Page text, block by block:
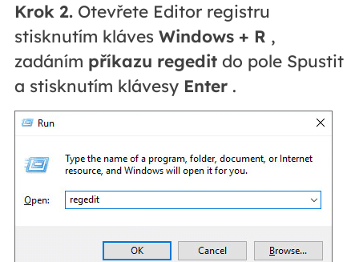
Krok 2.Otevřete Editor registru
stisknutím kláves Windows + R ,
zadáním příkazu regeditdo pole Spustit
a stisknutím klávesy Enter.